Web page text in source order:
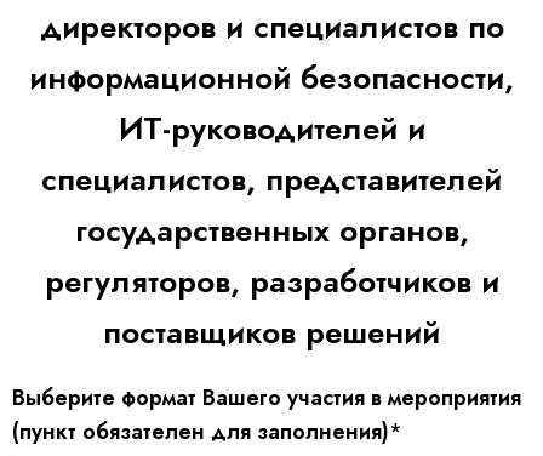
директоров и специалистов по
информационной безопасности,
ИТ-руководителей и
специалистов, представителей
государственных органов,
регуляторов, разработчиков и
поставщиков решений
Выберите формат Вашего участия в мероприятия
(пункт обязателен для заполнения)*